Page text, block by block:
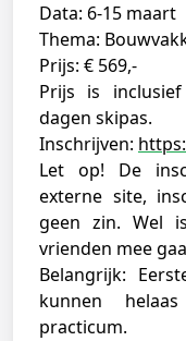
Data: 6-15 maart
Thema:
Prijs: € 569,-
Prijs is
dagen skipas.
Inschrijven:
Let op! De
externe site,
geen zin. Wel
vrienden mee
Belangrijk:
kunnen
practicum.